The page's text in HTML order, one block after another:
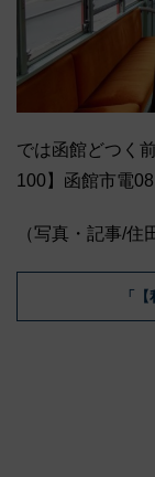
では函館どつく
100】函館市電
（写真・記事/住
「